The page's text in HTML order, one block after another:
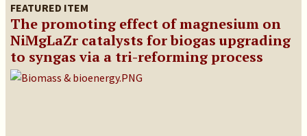
FEATURED ITEM
The promoting effect of magnesium on
NiMgLaZr catalysts for biogas upgrading
to syngas via a tri-reforming process